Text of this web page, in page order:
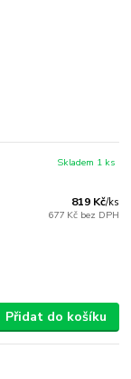
819 Kč/ks
677 Kč bez DPH
Skladem 1 ks
Přidat do košíku